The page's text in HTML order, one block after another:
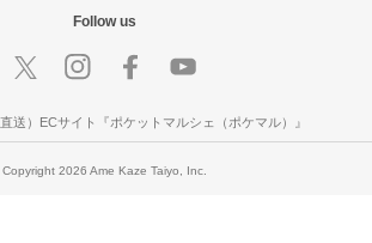
Follow us
送）ECサイト『ポケットマルシェ（ポケマル）』
Copyright 2026 Ame Kaze Taiyo, Inc.